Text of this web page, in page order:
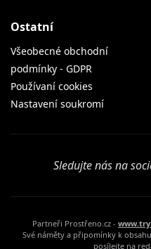
Ostatní
Všeobecné obchodní
podmínky - GDPR
Používaní cookies
Nastavení soukromí
Sledujte nás na
Partneři Prostřeno.cz -
Své náměty a připomínky k
posílejte na